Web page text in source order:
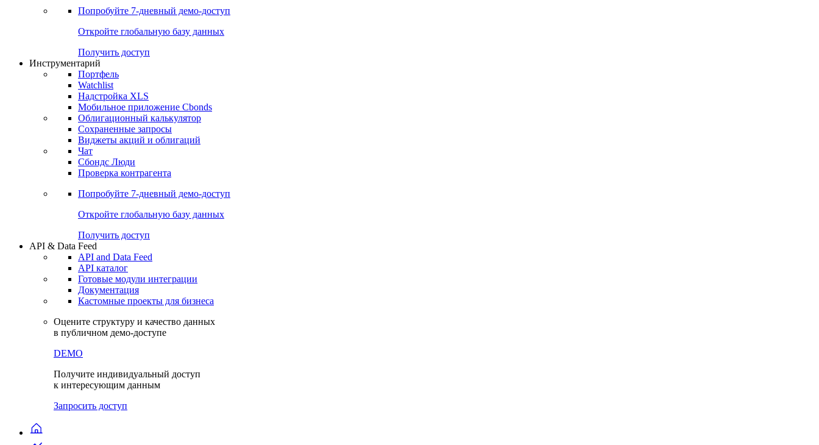
Прогнозы
Консенсус-прогнозы по отчетности
Консенсусы
Попробуйте7-дневный
Откройте глобальную базу данных
Получить доступ
Инструментарий
Портфель
Watchlist
Надстройка XLS
Мобильное приложение Cbonds
Облигационный калькулятор
Сохраненные запросы
Виджеты акций и облигаций
Чат
Сбондс Люди
Проверка контрагента
Попробуйте7-дневный
Откройте глобальную базу данных
Получить доступ
API & Data Feed
API and Data Feed
API каталог
Документация
Кастомные проекты для бизнеса
Оцените структуру и качество данных
в публичном демо-доступе
DEMO
Получите индивидуальный доступ